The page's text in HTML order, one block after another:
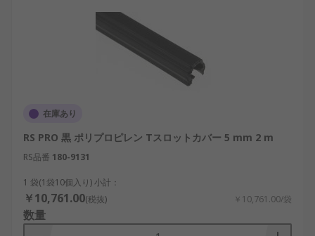
在庫あり
RS PRO 黒 ポリプロピレン Tスロットカバー 5 mm 2 m
RS品番 180-9131
1 袋(1袋10個入り) 小計：
￥10,761.00(税抜) ￥10,761.00/袋
数量